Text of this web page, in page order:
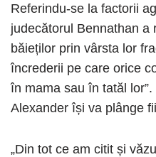
Referindu-se la factorii
judecătorul Bennathan a
băieților prin vârsta lor
încrederii pe care orice
în mama sau în tatăl
Alexander își va plânge
„Din tot ce am citit și